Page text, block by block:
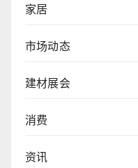
家居
市场动态
建材展会
消费
资讯